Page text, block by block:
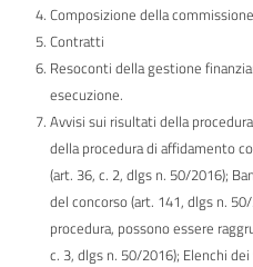
Composizione della
Contratti
Resoconti della gestione
esecuzione.
Avvisi sui risultati della
della procedura di affidamento
(art. 36, c. 2, dlgs n. 50/2016);
del concorso (art. 141, dlgs n.
procedura, possono essere
c. 3, dlgs n. 50/2016); Elenchi
Bilanci
Beni
immobili
gestione
patrimonio
Controlli